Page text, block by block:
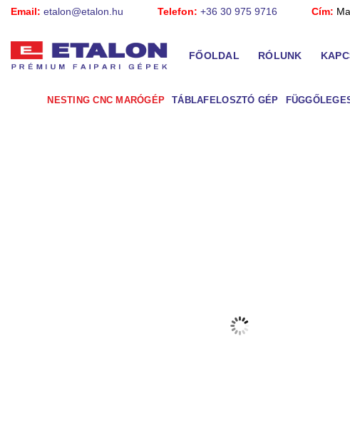
Skip
content
Email: etalon@etalon.hu Telefon: +36 30 975 9716 Cím:
FŐOLDAL RÓLUNK
NESTING CNC MARÓGÉP TÁBLAFELOSZTÓ GÉP